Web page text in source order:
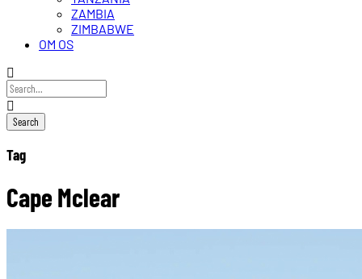
ZAMBIA
ZIMBABWE
OM OS
Tag
Cape Mclear